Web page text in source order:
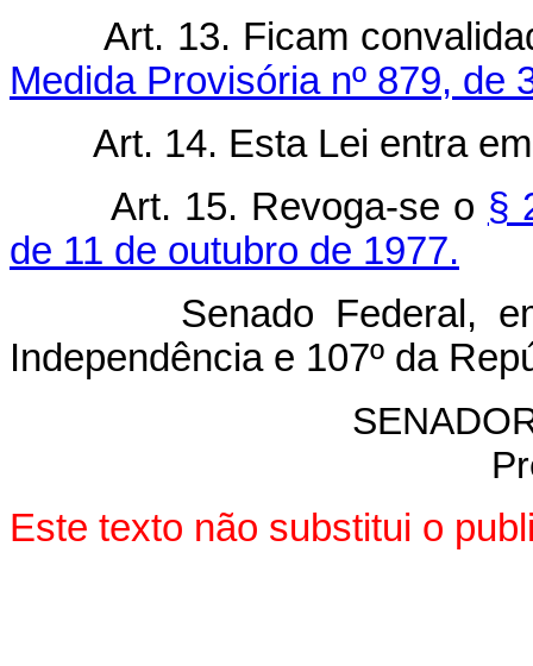
Art. 13. Ficam
Medida Provisória nº 879, de
Art. 14. Esta Lei entra
Art. 15. Revoga-se o §
de 11 de outubro de 1977.
Senado Federal, em
Independência e 107º da
Este texto não substitui o